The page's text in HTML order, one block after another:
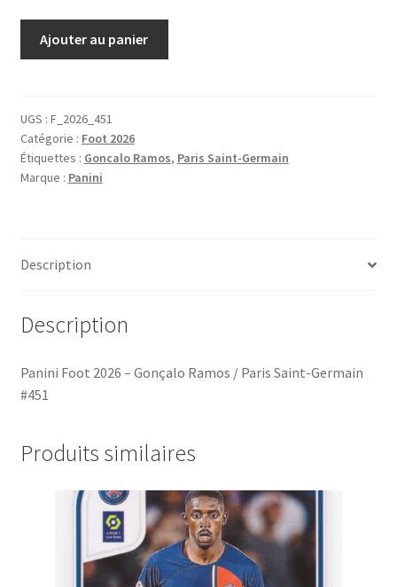
2026
-
Gonçalo
Ramos
Germain
Ajouter au panier
UGS : F_2026_451
Catégorie : Foot 2026
Étiquettes : Goncalo Ramos, Paris Saint-Germain
Marque : Panini
Description
Description
Panini Foot 2026 – Gonçalo Ramos / Paris Saint-Germain
#451
Produits similaires